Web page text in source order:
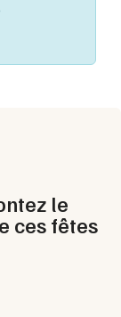
le
ces fêtes